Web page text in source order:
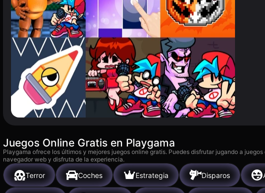
Juegos Online Gratis en Playgama
Playgama ofrece los últimos y mejores juegos online gratis. Puedes disfrutar jugando a
navegador web y disfruta de la experiencia.
Terror Coches Estrategia Disparos